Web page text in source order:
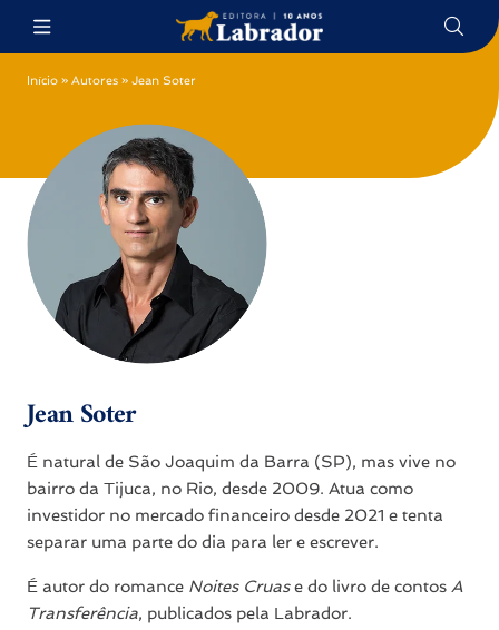
Início » Autores » Jean Soter
Jean Soter
É natural de São Joaquim da Barra (SP), mas vive no
bairro da Tijuca, no Rio, desde 2009. Atua como
investidor no mercado financeiro desde 2021 e tenta
separar uma parte do dia para ler e escrever.
É autor do romance Noites Cruase do livro de contos A
Transferência, publicados pela Labrador.